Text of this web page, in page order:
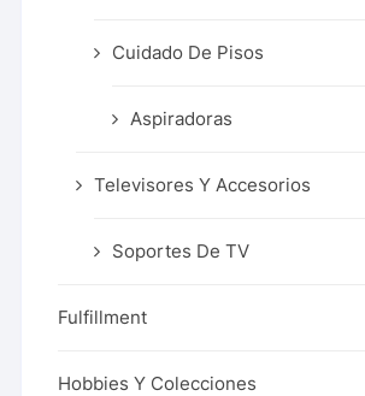
Cuidado De Pisos
Aspiradoras
Televisores Y Accesorios
Soportes De TV
Fulfillment
Hobbies Y Colecciones